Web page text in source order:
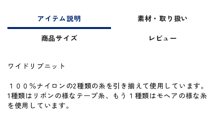
アイテム説明
素材・取り扱い
商品サイズ
レビュー
ワイドリブニット
１００％ナイロンの2種類の糸を引き揃えて使用しています。
1種類はリボンの様なテープ糸、もう１種類はモヘアの様な糸
を使用しています。